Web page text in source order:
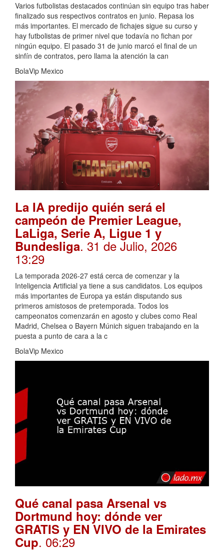
Varios futbolistas destacados continúan sin equipo tras haber
finalizado sus respectivos contratos en junio. Repasa los
más importantes. El mercado de fichajes sigue su curso y
hay futbolistas de primer nivel que todavía no fichan por
ningún equipo. El pasado 31 de junio marcó el final de un
sinfín de contratos, pero llama la atención la can
BolaVip Mexico
La IA predijo quién será el
campeón de Premier League,
LaLiga, Serie A, Ligue 1 y
Bundesliga. 31 de Julio, 2026
13:29
La temporada 2026-27 está cerca de comenzar y la
Inteligencia Artificial ya tiene a sus candidatos. Los equipos
más importantes de Europa ya están disputando sus
primeros amistosos de pretemporada. Todos los
campeonatos comenzarán en agosto y clubes como Real
Madrid, Chelsea o Bayern Múnich siguen trabajando en la
puesta a punto de cara a la c
BolaVip Mexico
Qué canal pasa Arsenal vs
Dortmund hoy: dónde ver
GRATIS y EN VIVO de la Emirates
Cup. 06:29